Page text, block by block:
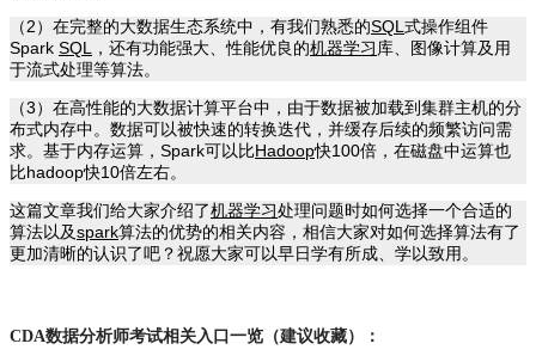
（2）在完整的大数据生态系统中，有我们熟悉的SQL 式操作组件
Spark SQL ，还有功能强大、性能优良的机器学习 库、图像计算及用
于流式处理等算法。
（3）在高性能的大数据计算平台中，由于数据被加载到集群主机的分
布式内存中。数据可以被快速的转换迭代，并缓存后续的频繁访问需
求。基于内存运算，Spark可以比Hadoop快100倍，在磁盘中运算也
比hadoop快10倍左右。
这篇文章我们给大家介绍了机器学习处理问题时如何选择一个合适的
算法以及spark算法的优势的相关内容，相信大家对如何选择算法有了
更加清晰的认识了吧？祝愿大家可以早日学有所成、学以致用。
CDA数据分析师考试相关入口一览（建议收藏）：